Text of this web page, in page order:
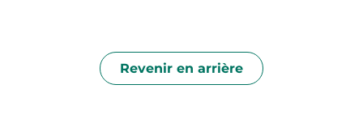
Revenir en arrière